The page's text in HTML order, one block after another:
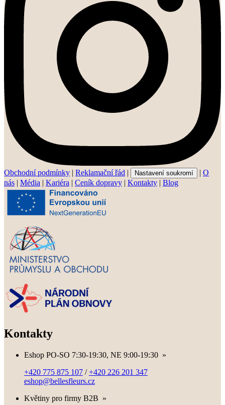
Obchodní podmínky | Reklamační řád | Nastavení soukromí | O
nás | Média | Kariéra | Ceník dopravy | Kontakty | Blog
Kontakty
Eshop PO-SO 7:30-19:30, NE 9:00-19:30 »
+420 775 875 107 /+420 226 201 347
eshop@bellesfleurs.cz
Květiny pro firmy B2B »